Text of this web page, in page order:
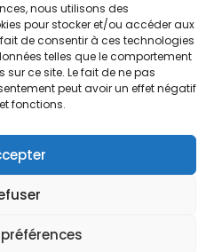
nous utilisons des
pour stocker et/ou accéder aux
de consentir à ces technologies
telles que le comportement
ce site. Le fait de ne pas
peut avoir un effet négatif
fonctions.
du lundi au vendredi.
en 24/48h